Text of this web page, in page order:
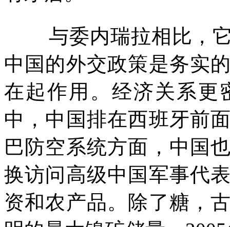
与委内瑞拉相比，
中国的外交政策是务实
在起作用。经济关系更
中，中国排在西班牙前
巴防空系统方面，中国
换访问高级中国军事代
资和农产品。除了糖，